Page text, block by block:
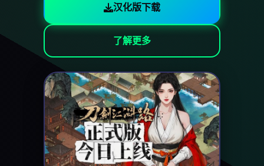
汉化版下载
了解更多